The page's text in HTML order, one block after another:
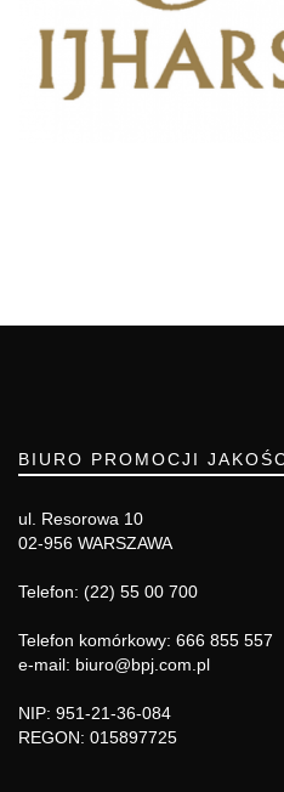
BIURO PROMOCJI
ul. Resorowa 10
02-956 WARSZAWA
Telefon: (22) 55 00 700
Telefon komórkowy: 666 855 557
e-mail: biuro@bpj.com.pl
NIP: 951-21-36-084
REGON: 015897725